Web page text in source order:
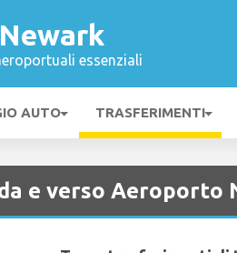
essenziali
AUTO TRASFERIMENTI
e verso Aeroporto